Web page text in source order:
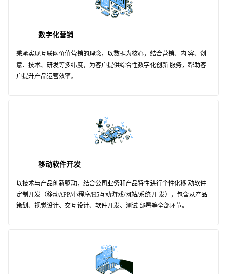
数字化营销
秉承实现互联网价值营销的理念，以数据为核心，结合营销、内 容、创
意、技术、研发等多纬度，为客户提供综合性数字化创新 服务，帮助客
户提升产品运营效率。
移动软件开发
以技术与产品创新驱动，结合公司业务和产品特性进行个性化移 动软件
定制开发（移动APP/小程序/H5互动游戏/网站/系统开 发），包含从产品
策划、视觉设计、交互设计、软件开发、测试 部署等全部环节。